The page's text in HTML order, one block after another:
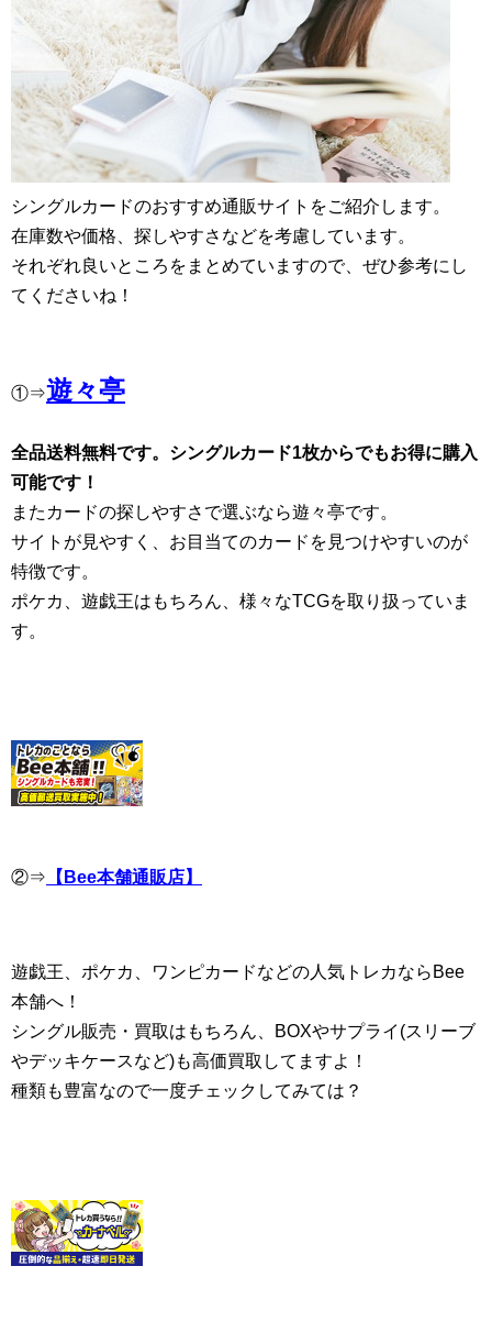
シングルカードのおすすめ通販サイトをご紹介します。
在庫数や価格、探しやすさなどを考慮しています。
それぞれ良いところをまとめていますので、ぜひ参考にし
てくださいね！
①⇒遊々亭
全品送料無料です。シングルカード1枚からでもお得に購入
可能です！
またカードの探しやすさで選ぶなら遊々亭です。
サイトが見やすく、お目当てのカードを見つけやすいのが
特徴です。
ポケカ、遊戯王はもちろん、様々なTCGを取り扱っていま
す。
②⇒ 【Bee本舗通販店】
遊戯王、ポケカ、ワンピカードなどの人気トレカならBee
本舗へ！
シングル販売・買取はもちろん、BOXやサプライ(スリーブ
やデッキケースなど)も高価買取してますよ！
種類も豊富なので一度チェックしてみては？